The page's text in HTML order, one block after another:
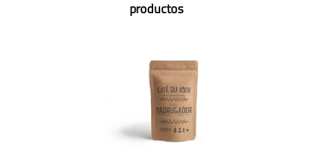
productos